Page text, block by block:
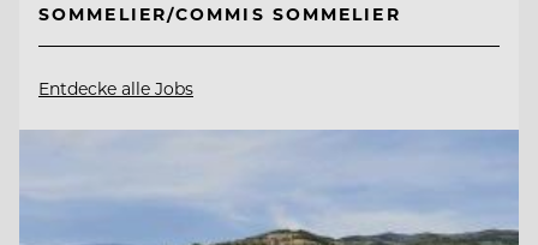
SOMMELIER/COMMIS SOMMELIER
Entdecke alle Jobs